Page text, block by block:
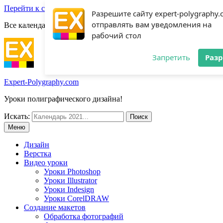
Разрешите сайту expert-
отправлять вам уведомления на
рабочий стол
Запретить
Перейти к содержимому
Все календари 2022: Посмотреть шаблоны!
Expert-Polygraphy.com
Уроки полиграфического дизайна!
Искать:
Меню
Дизайн
Верстка
Видео уроки
Уроки Photoshop
Уроки Illustrator
Уроки Indesign
Уроки CorelDRAW
Создание макетов
Обработка фотографий